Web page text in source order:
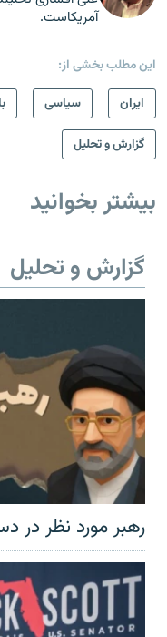
آمریکاست.
این مطلب بخشی از:
ايران
سیاسی
گزارش و تحلیل
بیشتر بخوانید
گزارش و تحلیل
رهبر مورد نظر در